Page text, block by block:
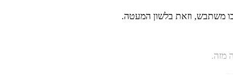
בו משתבש, וזאת בלשון המעטה.
מזה.